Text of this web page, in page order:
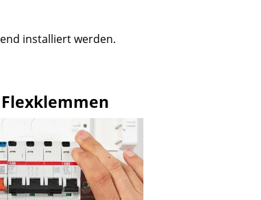
installiert werden.